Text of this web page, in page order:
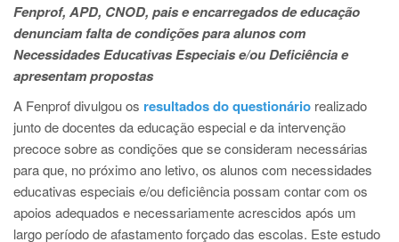
Fenprof, APD, CNOD, pais e encarregados de educação
denunciam falta de condições para alunos com
Necessidades Educativas Especiais e/ou Deficiência e
apresentam propostas
A Fenprof divulgou os resultados do questionário realizado
junto de docentes da educação especial e da intervenção
precoce sobre as condições que se consideram necessárias
para que, no próximo ano letivo, os alunos com necessidades
educativas especiais e/ou deficiência possam contar com os
apoios adequados e necessariamente acrescidos após um
largo período de afastamento forçado das escolas. Este estudo